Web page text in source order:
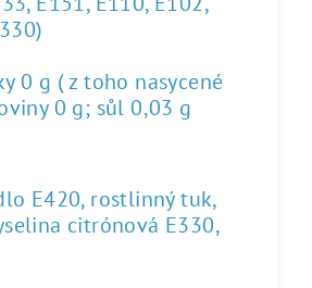
0 g ( z toho nasycené
0 g; sůl 0,03 g
E420, rostlinný tuk,
citrónová E330,